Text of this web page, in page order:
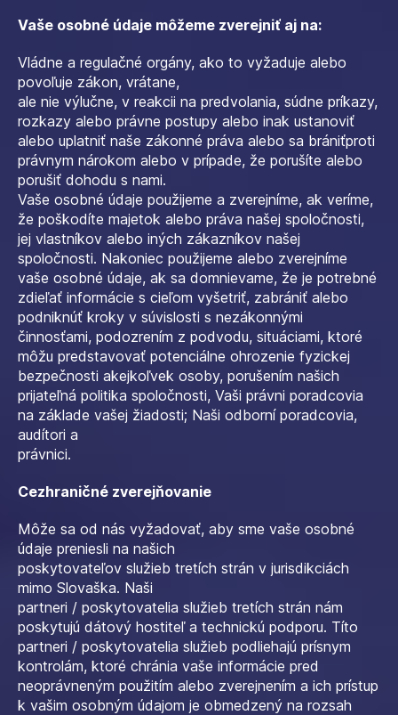
Vaše osobné údaje môžeme zverejniť aj na:
Vládne a regulačné orgány, ako to vyžaduje alebo
povoľuje zákon, vrátane,
ale nie výlučne, v reakcii na predvolania, súdne príkazy,
rozkazy alebo právne postupy alebo inak ustanoviť
alebo uplatniť naše zákonné práva alebo sa brániťproti
právnym nárokom alebo v prípade, že porušíte alebo
porušiť dohodu s nami.
Vaše osobné údaje použijeme a zverejníme, ak veríme,
že poškodíte majetok alebo práva našej spoločnosti,
jej vlastníkov alebo iných zákazníkov našej
spoločnosti. Nakoniec použijeme alebo zverejníme
vaše osobné údaje, ak sa domnievame, že je potrebné
zdieľať informácie s cieľom vyšetriť, zabrániť alebo
podniknúť kroky v súvislosti s nezákonnými
činnosťami, podozrením z podvodu, situáciami, ktoré
môžu predstavovať potenciálne ohrozenie fyzickej
bezpečnosti akejkoľvek osoby, porušením našich
prijateľná politika spoločnosti, Vaši právni poradcovia
na základe vašej žiadosti; Naši odborní poradcovia,
audítori a
právnici.
Cezhraničné zverejňovanie
Môže sa od nás vyžadovať, aby sme vaše osobné
údaje preniesli na našich
poskytovateľov služieb tretích strán v jurisdikciách
mimo Slovaška. Naši
partneri / poskytovatelia služieb tretích strán nám
poskytujú dátový hostiteľ a technickú podporu. Títo
partneri / poskytovatelia služieb podliehajú prísnym
kontrolám, ktoré chránia vaše informácie pred
neoprávneným použitím alebo zverejnením a ich prístup
k vašim osobným údajom je obmedzený na rozsah